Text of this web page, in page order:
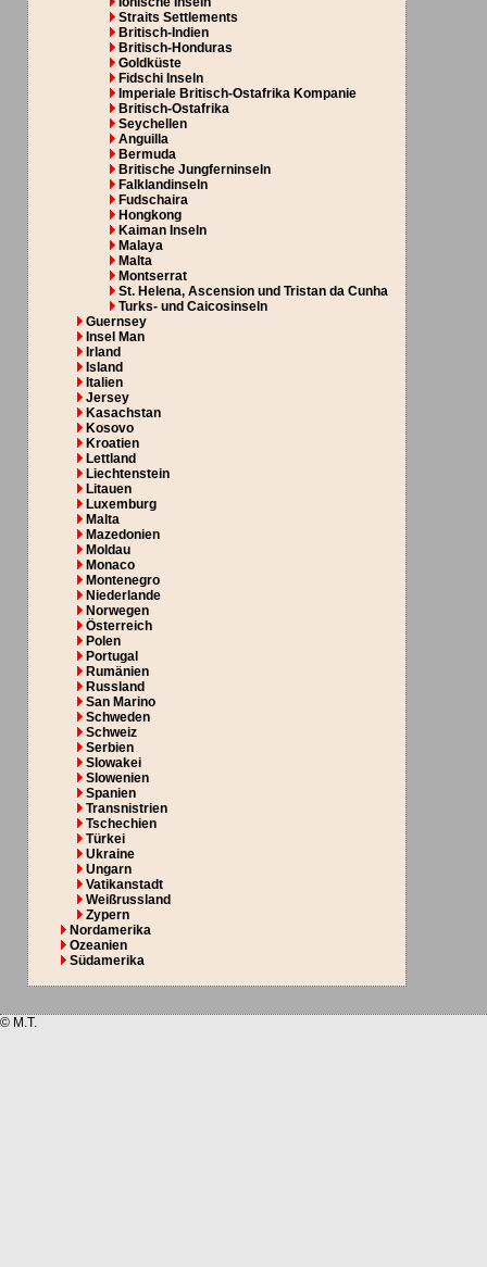
Straits Settlements
Britisch-Indien
Britisch-Honduras
Goldküste
Fidschi Inseln
Imperiale Britisch-Ostafrika Kompanie
Britisch-Ostafrika
Seychellen
Anguilla
Bermuda
Britische Jungferninseln
Falklandinseln
Fudschaira
Hongkong
Kaiman Inseln
Malaya
Malta
Montserrat
St. Helena, Ascension und Tristan da Cunha
Turks- und Caicosinseln
Guernsey
Insel Man
Irland
Island
Italien
Jersey
Kasachstan
Kosovo
Kroatien
Lettland
Liechtenstein
Litauen
Luxemburg
Malta
Mazedonien
Moldau
Monaco
Montenegro
Niederlande
Norwegen
Österreich
Polen
Portugal
Rumänien
Russland
San Marino
Schweden
Schweiz
Serbien
Slowakei
Slowenien
Spanien
Transnistrien
Tschechien
Türkei
Ukraine
Ungarn
Vatikanstadt
Weißrussland
Zypern
Nordamerika
Ozeanien
Südamerika
© M.T.